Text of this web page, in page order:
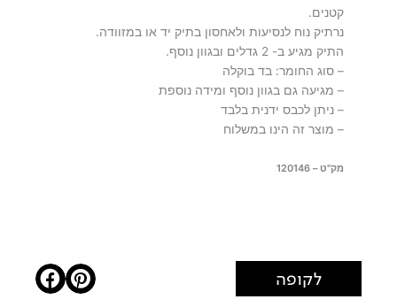
קטנים.
נרתיק נוח לנסיעות ולאחסון בתיק יד או במזוודה.
התיק מגיע ב- 2 גדלים ובגוון נוסף.
– סוג החומר: בד בוקלה
– מגיעה גם בגוון נוסף ומידה נוספת
– ניתן לכבס ידנית בלבד
– מוצר זה הינו במשלוח
מק"ט – 120146
לקופה